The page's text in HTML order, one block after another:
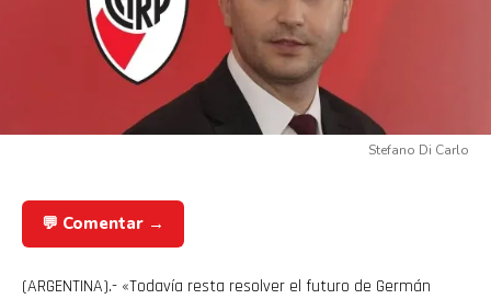
Stefano Di Carlo
💬 Comentar →
(ARGENTINA).- «Todavía resta resolver el futuro de Germán